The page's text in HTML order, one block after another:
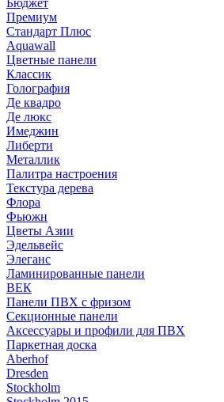
Бюджет
Премиум
Стандарт Плюс
Aquawall
Цветные панели
Классик
Голография
Де квадро
Де люкс
Имеджин
Либерти
Металлик
Палитра настроения
Текстура дерева
Флора
Фьюжн
Цветы Азии
Эдельвейс
Элеганс
Ламинированные панели
ВЕК
Панели ПВХ с фризом
Секционные панели
Аксессуары и профили для ПВХ
Паркетная доска
Aberhof
Dresden
Stockholm